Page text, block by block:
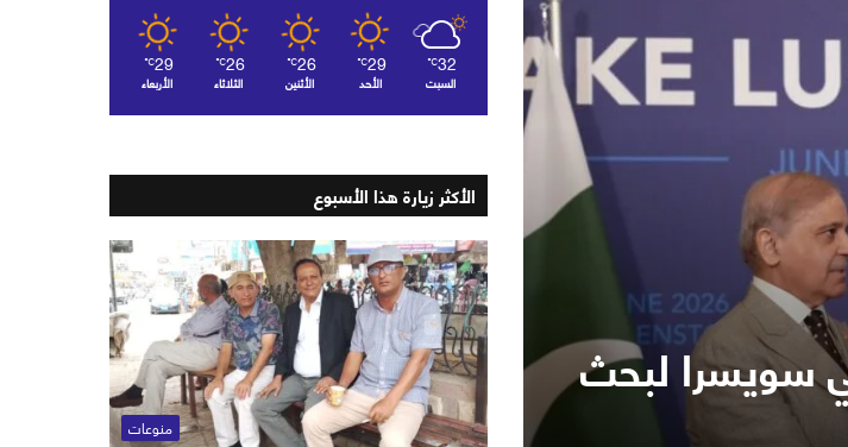
سويسرا لبحث
32
℃
السبت
29
℃
الأحد
26
℃
الأثنين
26
℃
الثلاثاء
29
℃
الأربعاء
الأكثر زيارة هذا الأسبوع
منوعات